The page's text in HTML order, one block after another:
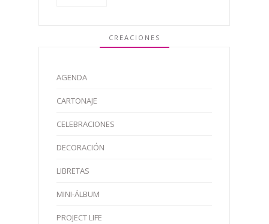
CREACIONES
AGENDA
CARTONAJE
CELEBRACIONES
DECORACIÓN
LIBRETAS
MINI-ÁLBUM
PROJECT LIFE